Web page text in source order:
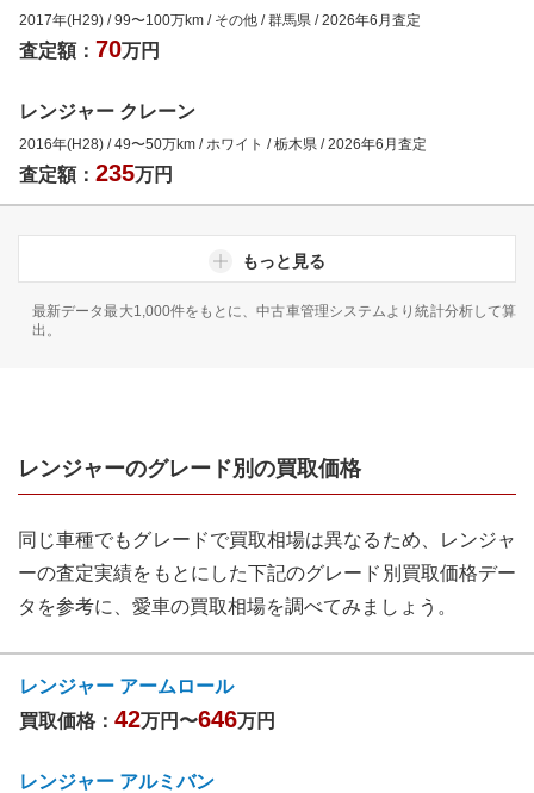
2017年(H29) /99〜100万km / その他 /群馬県 /2026年6月 査定
査定額： 70万円
レンジャー クレーン
2016年(H28) /49〜50万km /ホワイト /栃木県 /2026年6月 査定
査定額： 235万円
もっと見る
最新データ最大1,000件をもとに、中古車管理システムより統計分析して算
出。
レンジャーのグレード別の買取価格
同じ車種でもグレードで買取相場は異なるため、
レンジャ
ーの査定実績をもとにした下記のグレード別買取価格デー
タを参考に、愛車の買取相場を調べてみましょう。
レンジャー アームロール
買取価格： 42万円〜646万円
レンジャー アルミバン